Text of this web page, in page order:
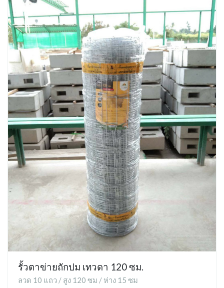
รั้วตาข่ายถักปม เทวดา 120 ซม.
ลวด 10 แถว / สูง 120 ซม / ห่าง 15 ซม